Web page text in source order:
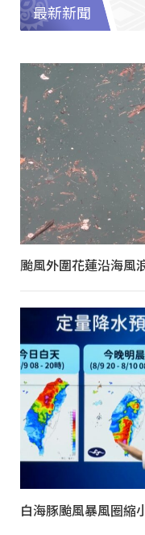
最新新聞
颱風外圍花蓮沿海風
白海豚颱風暴風圈縮